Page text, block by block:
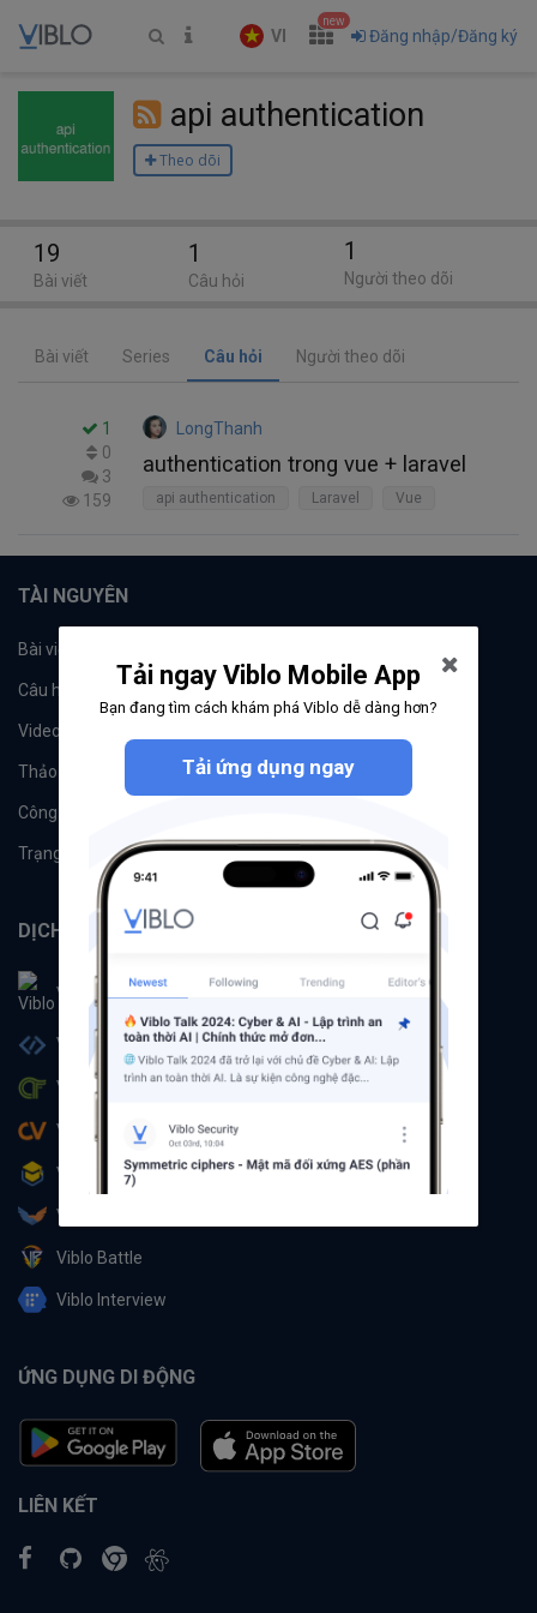
VI
new
Đăng nhập/Đăng ký
api authentication
Theo dõi
Bài viết Series Câu hỏi Người theo dõi
1
0
3
159
LongThanh
authentication trong vue + laravel
api authentication Laravel Vue
19
Bài viết
1
Câu hỏi
1
Người theo dõi
TÀI NGUYÊN
Bài viết
Câu hỏi Tags
Videos
Thảo luận Đề xuất hệ thống
Công cụ
Trạng thái hệ thống
DỊCH VỤ
Viblo
Viblo Code
Viblo CTF
Viblo CV
Viblo Learning
Viblo Partner
Viblo Battle
Viblo Interview
ỨNG DỤNG DI ĐỘNG
LIÊN KẾT
Tải ngay Viblo Mobile App
Bạn đang tìm cách khám phá Viblo dễ dàng hơn?
Tải ứng dụng ngay